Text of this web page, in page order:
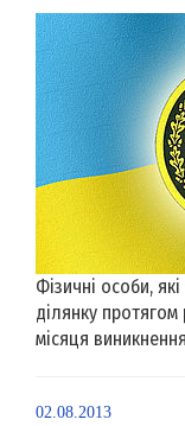
Фізичні особи,
ділянку
місяця
02.08.2013